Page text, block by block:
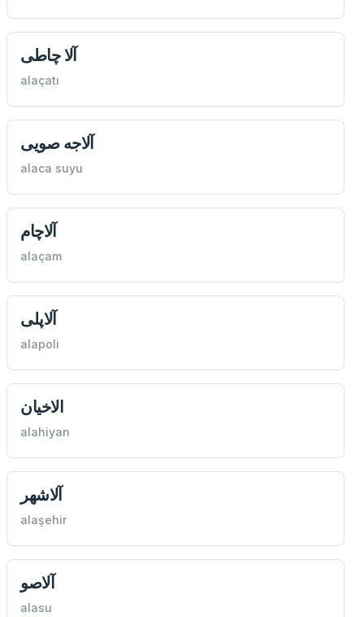
آلا چاطی
alaçatı
آلاجه صویی
alaca suyu
آلاچام
alaçam
آلاپلی
alapoli
الاخيان
alahiyan
آلاشهر
alaşehir
آلاصو
alasu